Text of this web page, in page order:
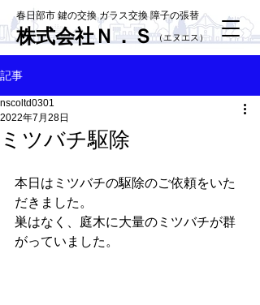
春日部市 鍵の交換 ガラス交換 障子の張替
株式会社Ｎ．Ｓ​（エヌエス）
記事
ミツバチ駆除
nscoltd0301
2022年7月28日
本日はミツバチの駆除のご依頼をいた
だきました。
巣はなく、庭木に大量のミツバチが群
がっていました。